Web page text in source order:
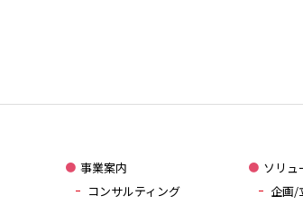
事業案内
コンサルティング
ソリュ
企画/